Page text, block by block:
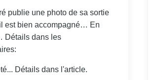
publie une photo de sa sortie
est bien accompagné… En
Détails dans les
Détails dans l'article.